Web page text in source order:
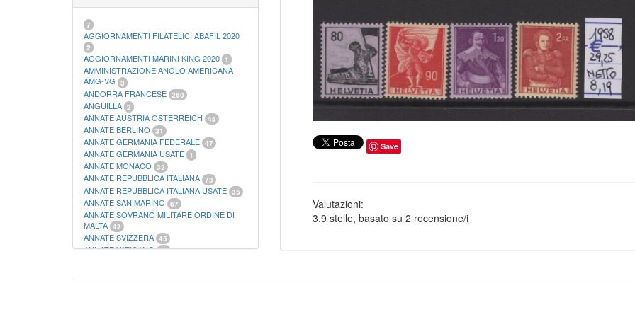
FOGLI FILATELICI SAN MARINO
FOGLI FILATELICI VATICANO
FOGLI MARINI PERIODI SEPARATI ITALIA
15
FOGLI MARINI PERIODI SEPARATI SAN
MARINO 14
FOGLI MARINI PERIODI SEPARATI
VATICANO 10
FOGLI MARINI REGNO D'ITALIA COLONIE
ITL, 20
MATERIALE FILATELICO MARINI 33
RACCOGLITORI XL 1
7
AGGIORNAMENTI FILATELICI ABAFIL 2020
2
AGGIORNAMENTI MARINI KING 2020 1
AMMINISTRAZIONE ANGLO AMERICANA
AMG-VG 3
ANDORRA FRANCESE 260
ANGUILLA 2
ANNATE AUSTRIA OSTERREICH 45
ANNATE BERLINO 31
ANNATE GERMANIA FEDERALE 47
ANNATE GERMANIA USATE 1
ANNATE MONACO 32
ANNATE REPUBBLICA ITALIANA 73
ANNATE REPUBBLICA ITALIANA USATE 35
ANNATE SAN MARINO 67
ANNATE SOVRANO MILITARE ORDINE DI
MALTA 42
ANNATE SVIZZERA 45
ANNATE VATICANO 64
Save
Valutazioni:
3.9 stelle, basato su 2 recensione/i